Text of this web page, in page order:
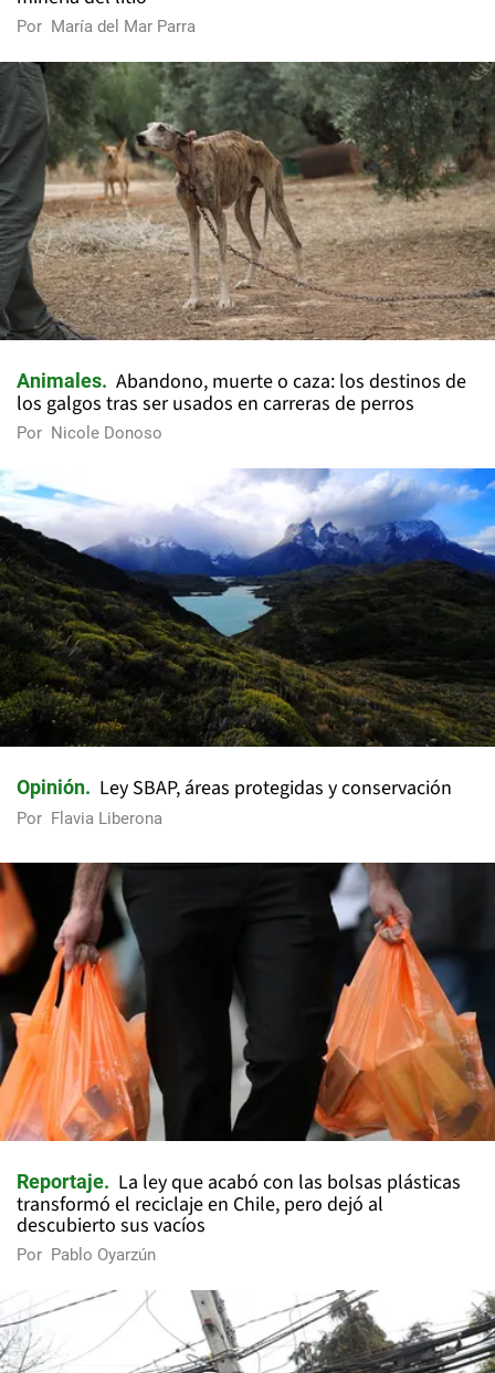
Por María del Mar Parra
Animales
Abandono, muerte o caza: los destinos de
los galgos tras ser usados en carreras de perros
Por Nicole Donoso
Opinión Ley SBAP, áreas protegidas y conservación
Por Flavia Liberona
Reportaje
La ley que acabó con las bolsas plásticas
transformó el reciclaje en Chile, pero dejó al
descubierto sus vacíos
Por Pablo Oyarzún